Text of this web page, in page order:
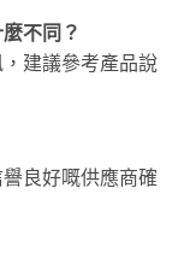
不同？
建議參考產品說
良好嘅供應商確